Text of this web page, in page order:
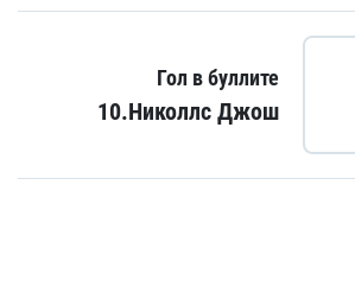
Гол в буллите
10.Николлс Джош